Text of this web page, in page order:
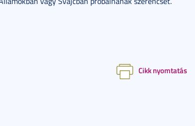
Cikk nyomtatás